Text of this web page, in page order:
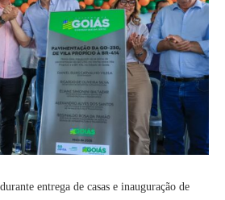
entrega de casas e inauguração de